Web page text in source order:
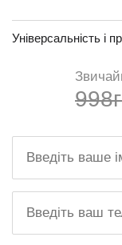
Універсальність і